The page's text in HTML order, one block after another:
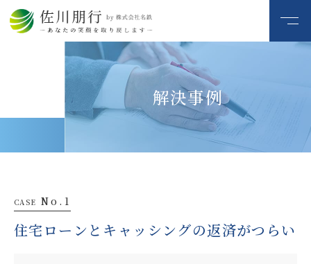
解決事例
CASE No.1
住宅ローンとキャッシングの返済がつらい